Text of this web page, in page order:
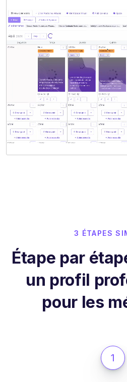
3 ÉTAPES
Étape par
un profil
pour les
1